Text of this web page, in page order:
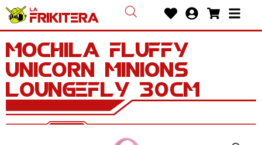
contenido
HeartUser-
circlecart
Bars
Mochila Fluffy
Unicorn Minions
Loungefly 30cm